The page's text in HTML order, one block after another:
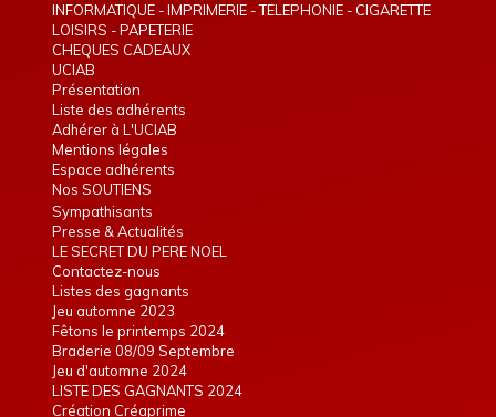
INFORMATIQUE - IMPRIMERIE - TELEPHONIE - CIGARETTE
ELECTRONIQUE
LOISIRS - PAPETERIE
CHEQUES CADEAUX
UCIAB
Présentation
Liste des adhérents
Adhérer à L'UCIAB
Mentions légales
Espace adhérents
Nos SOUTIENS
Sympathisants
Presse & Actualités
LE SECRET DU PERE NOEL
Contactez-nous
Listes des gagnants
Jeu automne 2023
Fêtons le printemps 2024
Braderie 08/09 Septembre
Jeu d'automne 2024
LISTE DES GAGNANTS 2024
Création Créaprime